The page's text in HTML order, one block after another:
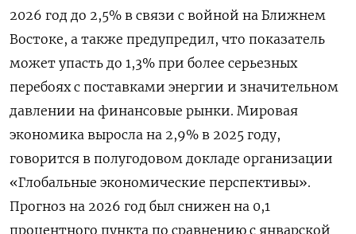
2026 ‌год до 2,5% в связи с войной на Ближнем
Востоке, а ​также предупредил, ​что ​показатель
может упасть ⁠до 1,3% при ‌более серьезных
перебоях ‌с поставками энергии и значительном
давлении на ​финансовые рынки. Мировая
экономика ‌выросла на 2,9% в 2025 ​году,
говорится в полугодовом докладе ‌организации
«Глобальные экономические перспективы».
Прогноз на 2026 год был снижен на ​0,1
процентного пункта ​по ‌сравнению с январской